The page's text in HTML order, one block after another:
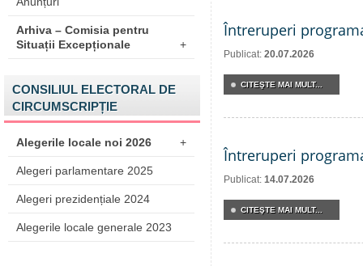
Arhiva – Comisia pentru
Situații Excepționale
+
CONSILIUL ELECTORAL DE
CIRCUMSCRIPȚIE
Alegerile locale noi 2026 +
Alegeri parlamentare 2025
Alegeri prezidențiale 2024
Alegerile locale generale 2023
Întreruperi
Publicat: 20.07.2026
CITEŞTE MAI MULT...
Întreruperi
Publicat: 14.07.2026
CITEŞTE MAI MULT...